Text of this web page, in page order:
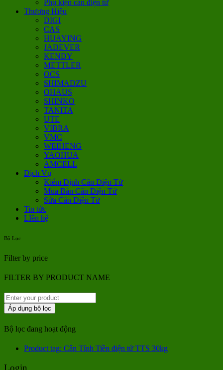
Phụ kiện cân điện tử
Thương Hiệu
DIGI
CAS
HUAYING
JADEVER
KENDY
METTLER
OCS
SHIMADZU
OHAUS
SHINKO
TANITA
UTE
VIBRA
VMC
WEIHENG
YAOHUA
AMCELL
Dịch Vụ
Kiểm Định Cân Điện Tử
Mua Bán Cân Điện Tử
Sửa Cân Điện Tử
Tin tức
LIên hệ
Bộ Lọc
Filter by price
FILTER BY PRODUCT NAME
Áp dụng bộ lọc
Bộ lọc đang hoạt động
Product tag: Cân Tính Tiền điện tử TTS 30kg
Login